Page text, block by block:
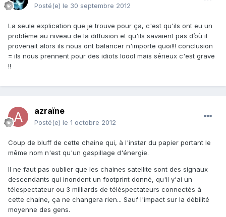
Posté(e) le 30 septembre 2012
La seule explication que je trouve pour ça, c'est qu'ils ont eu un
problème au niveau de la diffusion et qu'ils savaient pas d’où il
provenait alors ils nous ont balancer n'importe quoi!!! conclusion
= ils nous prennent pour des idiots loool mais sérieux c'est grave
!!
azraïne
Posté(e) le 1 octobre 2012
Coup de bluff de cette chaine qui, à l'instar du papier portant le
même nom n'est qu'un gaspillage d'énergie.
Il ne faut pas oublier que les chaines satellite sont des signaux
descendants qui inondent un footprint donné, qu'il y'ai un
télespectateur ou 3 milliards de téléspectateurs connectés à
cette chaine, ça ne changera rien... Sauf l'impact sur la débilité
moyenne des gens.